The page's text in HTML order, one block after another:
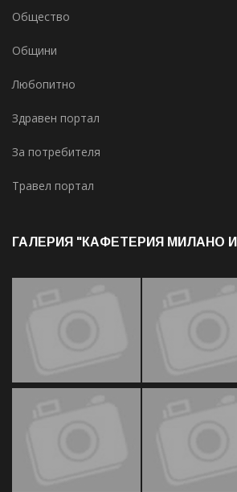
Общество
Общини
Любопитно
Здравен портал
За потребителя
Травел портал
ГАЛЕРИЯ "КАФЕТЕРИЯ МИЛАНО